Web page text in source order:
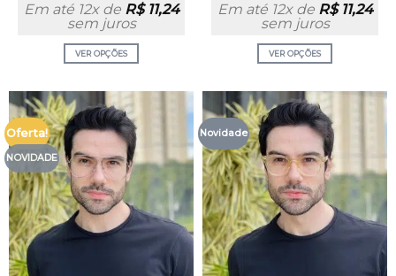
Em até 12x de R$11,24
sem juros
VER OPÇÕES
Em até 12x de R$11,24
sem juros
VER OPÇÕES
Oferta!
NOVIDADE
Novidade